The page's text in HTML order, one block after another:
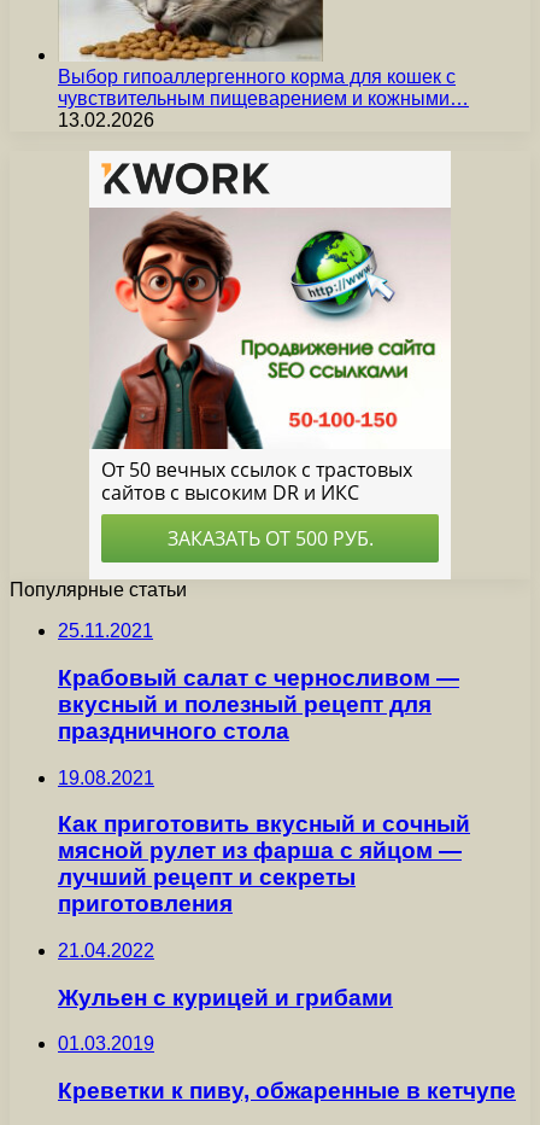
Выбор гипоаллергенного корма для кошек с
чувствительным пищеварением и кожными…
13.02.2026
Популярные статьи
25.11.2021
Крабовый салат с черносливом —
вкусный и полезный рецепт для
праздничного стола
19.08.2021
Как приготовить вкусный и сочный
мясной рулет из фарша с яйцом —
лучший рецепт и секреты
приготовления
21.04.2022
Жульен с курицей и грибами
01.03.2019
Креветки к пиву, обжаренные в кетчупе